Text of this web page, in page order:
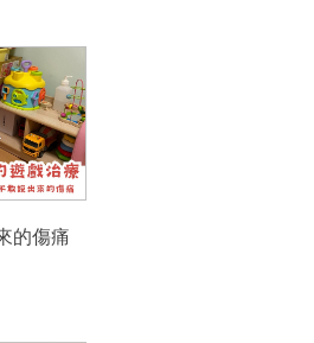
的傷痛